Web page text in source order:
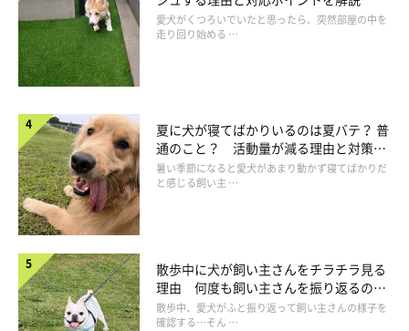
レートやクールマットなどのクールグッズを置いて涼ませてあげ
ることもよいでしょう。
です。室内が寒すぎる場合は、愛犬が快適な温度の場所に自由に
移動できるようにしてあげてください。
夏の散歩は涼しい時間に行くこと
真夏は気温も高く、日中のアスファルトは触れないほどの高温に
なります。
愛犬がくつろいでいたと思ったら、突然部屋の中を
走り回り始める …
夏に犬が寝てばかりいるのは夏バテ？ 普
通のこと？ 活動量が減る理由と対策と
は
暑い季節になると愛犬があまり動かず寝てばかりだ
と感じる飼い主 …
散歩中に犬が飼い主さんをチラチラ見る
理由 何度も飼い主さんを振り返るのは
なぜ？
散歩中、愛犬がふと振り返って飼い主さんの様子を
確認する…そん …